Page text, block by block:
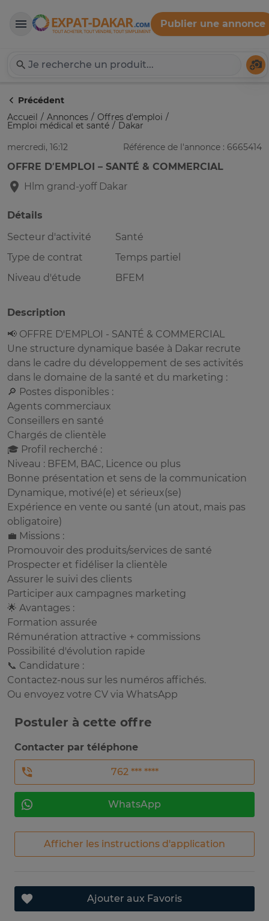
Expat-Dakar
Publier une annonce
Précédent
Accueil
Annonces Offres d'emploi
Emploi médical et santé
Dakar
mercredi, 16:12
Référence de l'annonce : 6665414
OFFRE D’EMPLOI – SANTÉ & COMMERCIAL
Hlm grand-yoff Dakar
Détails
Secteur d'activité
Santé
Type de contrat
Temps partiel
Niveau d'étude
BFEM
Description
📢 OFFRE D'EMPLOI - SANTÉ & COMMERCIAL
Une structure dynamique basée à Dakar recrute
dans le cadre du développement de ses activités
dans le domaine de la santé et du marketing :
🔎 Postes disponibles :
Agents commerciaux
Conseillers en santé
Chargés de clientèle
🎓 Profil recherché :
Niveau : BFEM, BAC, Licence ou plus
Bonne présentation et sens de la communication
Dynamique, motivé(e) et sérieux(se)
Expérience en vente ou santé (un atout, mais pas
obligatoire)
💼 Missions :
Promouvoir des produits/services de santé
Prospecter et fidéliser la clientèle
Assurer le suivi des clients
Participer aux campagnes marketing
🌟 Avantages :
Formation assurée
Rémunération attractive + commissions
Possibilité d'évolution rapide
📞 Candidature :
Contactez-nous sur les numéros affichés.
Ou envoyez votre CV via WhatsApp
Postuler à cette offre
Contacter par téléphone
762 *** ****
WhatsApp
Afficher les instructions d'application
Ajouter aux Favoris